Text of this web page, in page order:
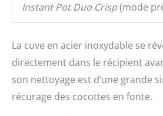
Instant Pot Duo Crisp(mode
La cuve en acier inoxydable se
directement dans le récipient
son nettoyage est d’une grande
récurage des cocottes en fonte.